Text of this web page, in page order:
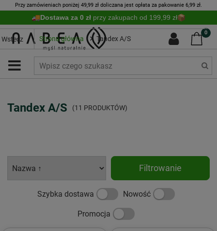
Przy zamówieniach poniżej 49,99 zł doliczana jest opłata za pakowanie 6,99 zł.
Dostawa za 0 zł przy zakupach od 199,99 zł
0
Wstecz Strona główna Tandex A/S
Tandex A/S (11 PRODUKTÓW)
Filtrowanie
Szybka dostawa Nowość
Promocja